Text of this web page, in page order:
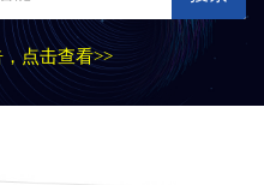
点击查看>>